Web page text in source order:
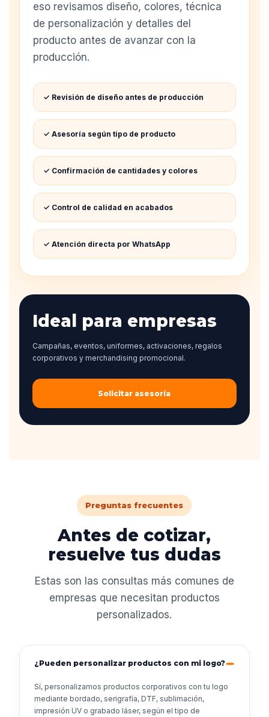
eso revisamos diseño, colores, técnica
de personalización y detalles del
producto antes de avanzar con la
producción.
✓ Revisión de diseño antes de producción
✓ Asesoría según tipo de producto
✓ Confirmación de cantidades y colores
✓ Control de calidad en acabados
✓ Atención directa por WhatsApp
Ideal para empresas
Campañas, eventos, uniformes, activaciones, regalos
corporativos y merchandising promocional.
Solicitar asesoría
Preguntas frecuentes
Antes de cotizar,
resuelve tus dudas
Estas son las consultas más comunes de
empresas que necesitan productos
personalizados.
¿Pueden personalizar productos con mi logo?
Sí, personalizamos productos corporativos con tu logo
mediante bordado, serigrafía, DTF, sublimación,
impresión UV o grabado láser, según el tipo de